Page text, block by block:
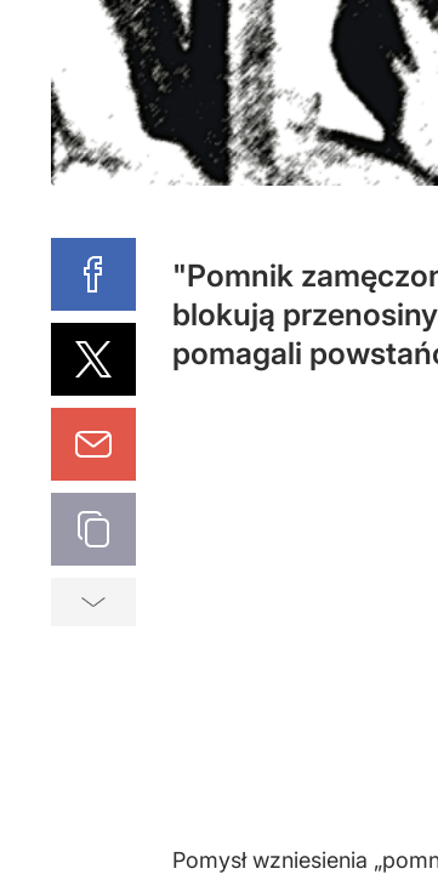
"Pomnik
blokują
pomagali
Pomysł wzniesienia